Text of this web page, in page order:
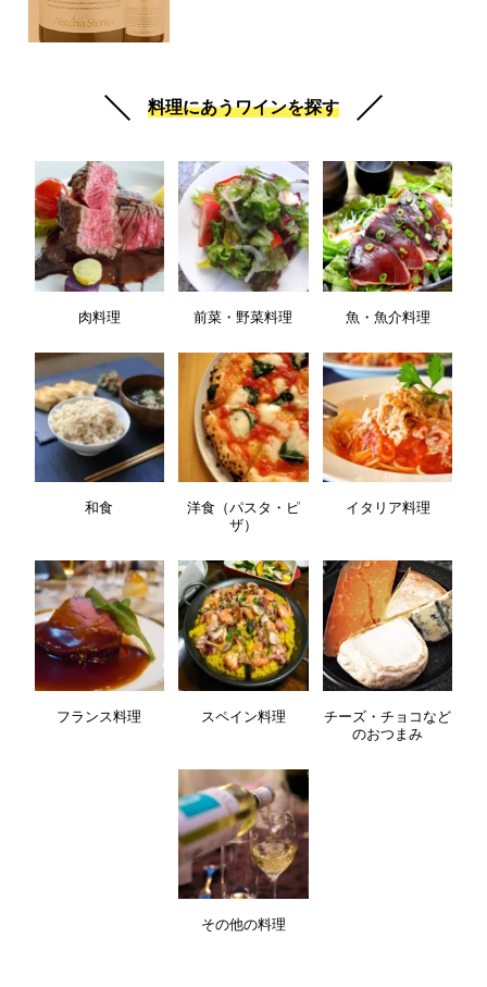
料理にあうワインを探す
肉料理 前菜・野菜料理 魚・魚介料理
和食
洋食（パスタ・ピ
ザ）
イタリア料理
フランス料理 スペイン料理
チーズ・チョコなど
のおつまみ
その他の料理